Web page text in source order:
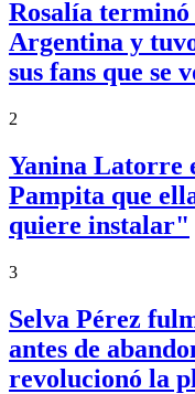
Rosalía terminó
Argentina y
sus fans que se
2
Yanina Latorre
Pampita que
quiere instalar"
3
Selva Pérez
antes de
revolucionó la